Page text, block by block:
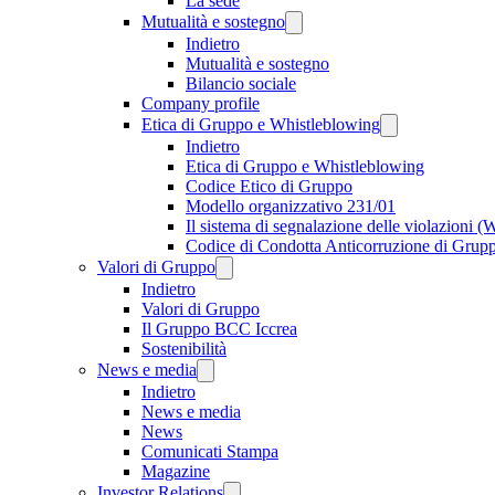
Mutualità e sostegno
Indietro
Mutualità e sostegno
Bilancio sociale
Company profile
Etica di Gruppo e Whistleblowing
Indietro
Etica di Gruppo e Whistleblowing
Codice Etico di Gruppo
Modello organizzativo 231/01
Il sistema di segnalazione delle violazioni
Codice di Condotta Anticorruzione di
Valori di Gruppo
Indietro
Valori di Gruppo
Il Gruppo BCC Iccrea
Sostenibilità
News e media
Indietro
News e media
News
Comunicati Stampa
Magazine